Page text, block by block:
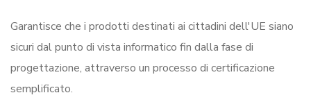
Garantisce che i prodotti destinati ai cittadini dell'UE siano
sicuri dal punto di vista informatico fin dalla fase di
progettazione, attraverso un processo di certificazione
semplificato.